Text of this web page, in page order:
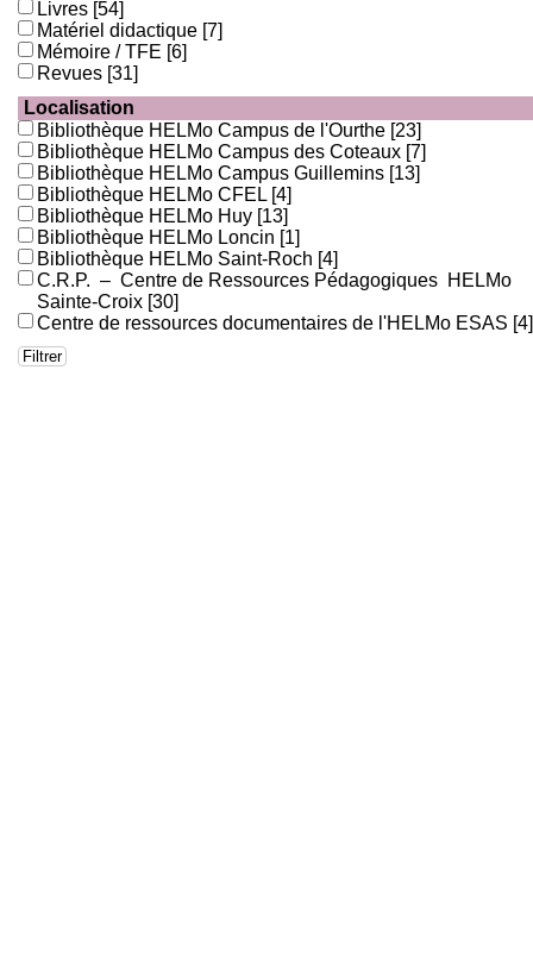
Livres [54]
Matériel didactique [7]
Mémoire / TFE [6]
Revues [31]
Localisation
Bibliothèque HELMo Campus de l'Ourthe [23]
Bibliothèque HELMo Campus des Coteaux [7]
Bibliothèque HELMo Campus Guillemins [13]
Bibliothèque HELMo CFEL [4]
Bibliothèque HELMo Huy [13]
Bibliothèque HELMo Loncin [1]
Bibliothèque HELMo Saint-Roch [4]
C.R.P. – Centre de Ressources Pédagogiques HELMo
Sainte-Croix [30]
Centre de ressources documentaires de l'HELMo ESAS [4]